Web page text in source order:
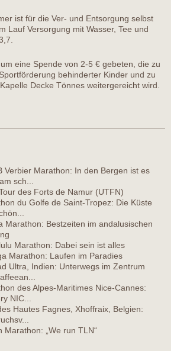
ist für die Ver- und Entsorgung selbst
Lauf Versorgung mit Wasser, Tee und
eine Spende von 2-5 € gebeten, die zu
behinderter Kinder und zu
Decke Tönnes weitergereicht wird.
Verbier Marathon: In den Bergen ist es
sch...
des Forts de Namur (UTFN)
du Golfe de Saint-Tropez: Die Küste
Marathon: Bestzeiten im andalusischen
Marathon: Dabei sein ist alles
Marathon: Laufen im Paradies
Ultra, Indien: Unterwegs im Zentrum
des Alpes-Maritimes Nice-Cannes:
NIC...
Hautes Fagnes, Xhoffraix, Belgien:
Marathon: „We run TLN“